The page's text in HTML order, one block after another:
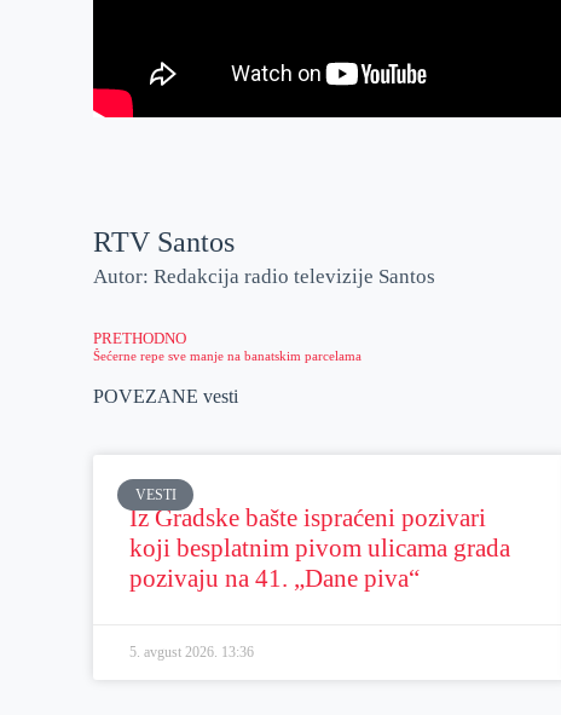
RTV Santos
Autor: Redakcija radio televizije Santos
PRETHODNO
Šećerne repe sve manje na banatskim parcelama
POVEZANE vesti
VESTI
Iz Gradske bašte ispraćeni pozivari
koji besplatnim pivom ulicama grada
pozivaju na 41. „Dane piva“
5. avgust 2026. 13:36